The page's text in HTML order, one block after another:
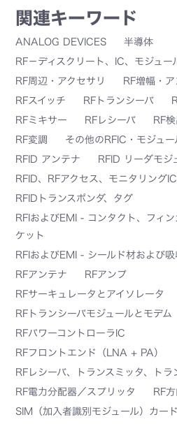
関連キーワード
ANALOG DEVICES
半導体
RF－ディスクリート、IC、モジュー
RF周辺・アクセサリ
RF増幅・
RFスイッチ
RFトランシーバ
RFミキサー
RFレシーバ RF
RF変調
その他のRFIC・モジュー
RFID アンテナ
RFID リーダモジ
RFID、RFアクセス、モニタリングIC
RFIDトランスポンダ、タグ
RFIおよびEMI - コンタクト、フィ
ケット
RFIおよびEMI - シールド材および吸
RFアンテナ
RFアンプ
RFサーキュレータとアイソレータ
RFトランシーバモジュールとモデム
RFパワーコントローラIC
RFフロントエンド（LNA + PA）
RFレシーバ、トランスミッタ、トラ
RF電力分配器／スプリッタ
RF
SIM（加入者識別モジュール）カード